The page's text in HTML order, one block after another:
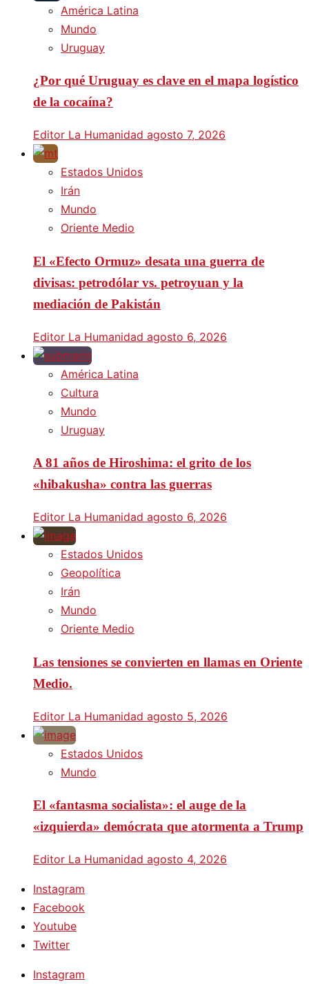
América Latina
Mundo
Uruguay
¿Por qué Uruguay es clave en el mapa logístico
de la cocaína?
Editor La Humanidad agosto 7, 2026
Estados Unidos
Irán
Mundo
Oriente Medio
El «Efecto Ormuz» desata una guerra de
divisas: petrodólar vs. petroyuan y la
mediación de Pakistán
Editor La Humanidad agosto 6, 2026
América Latina
Cultura
Mundo
Uruguay
A 81 años de Hiroshima: el grito de los
«hibakusha» contra las guerras
Editor La Humanidad agosto 6, 2026
Estados Unidos
Geopolítica
Irán
Mundo
Oriente Medio
Las tensiones se convierten en llamas en Oriente
Medio.
Editor La Humanidad agosto 5, 2026
Estados Unidos
Mundo
El «fantasma socialista»: el auge de la
«izquierda» demócrata que atormenta a Trump
Editor La Humanidad agosto 4, 2026
Instagram
Facebook
Youtube
Twitter
Instagram